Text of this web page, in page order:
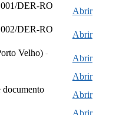
DER-RO
Abrir
DER-RO
Abrir
Velho) -
Abrir
Abrir
documento
Abrir